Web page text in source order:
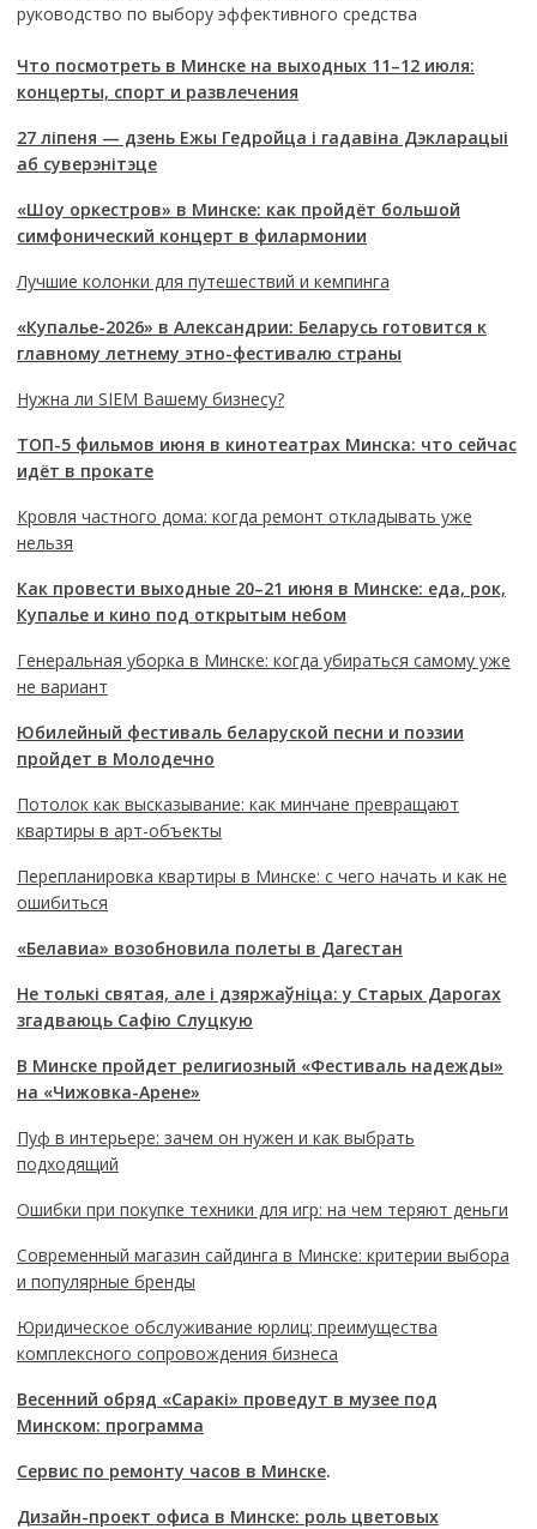
руководство по выбору эффективного средства
Что посмотреть в Минске на выходных 11–12 июля:
концерты, спорт и развлечения
27 ліпеня — дзень Ежы Гедройца і гадавіна Дэкларацыі
аб суверэнітэце
«Шоу оркестров» в Минске: как пройдёт большой
симфонический концерт в филармонии
Лучшие колонки для путешествий и кемпинга
«Купалье-2026» в Александрии: Беларусь готовится к
главному летнему этно-фестивалю страны
Нужна ли SIEM Вашему бизнесу?
ТОП-5 фильмов июня в кинотеатрах Минска: что сейчас
идёт в прокате
Кровля частного дома: когда ремонт откладывать уже
нельзя
Как провести выходные 20–21 июня в Минске: еда, рок,
Купалье и кино под открытым небом
Генеральная уборка в Минске: когда убираться самому уже
не вариант
Юбилейный фестиваль беларуской песни и поэзии
пройдет в Молодечно
Потолок как высказывание: как минчане превращают
квартиры в арт-объекты
Перепланировка квартиры в Минске: с чего начать и как не
ошибиться
«Белавиа» возобновила полеты в Дагестан
Не толькі святая, але і дзяржаўніца: у Старых Дарогах
згадваюць Сафію Слуцкую
В Минске пройдет религиозный «Фестиваль надежды»
на «Чижовка-Арене»
Пуф в интерьере: зачем он нужен и как выбрать
подходящий
Ошибки при покупке техники для игр: на чем теряют деньги
Современный магазин сайдинга в Минске: критерии выбора
и популярные бренды
Юридическое обслуживание юрлиц: преимущества
комплексного сопровождения бизнеса
Весенний обряд «Саракі» проведут в музее под
Минском: программа
Сервис по ремонту часов в Минске.
Дизайн-проект офиса в Минске: роль цветовых